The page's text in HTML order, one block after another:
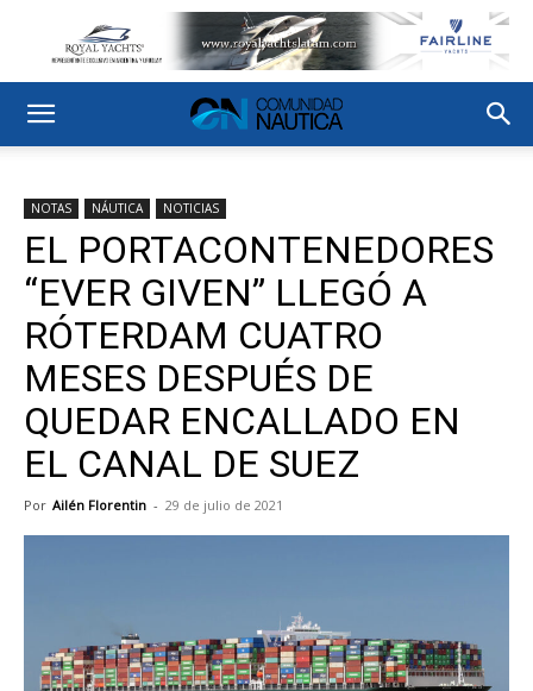
NOTAS NÁUTICA NOTICIAS
EL PORTACONTENEDORES
“EVER GIVEN” LLEGÓ A
RÓTERDAM CUATRO
MESES DESPUÉS DE
QUEDAR ENCALLADO EN
EL CANAL DE SUEZ
Por Ailén Florentin - 29 de julio de 2021